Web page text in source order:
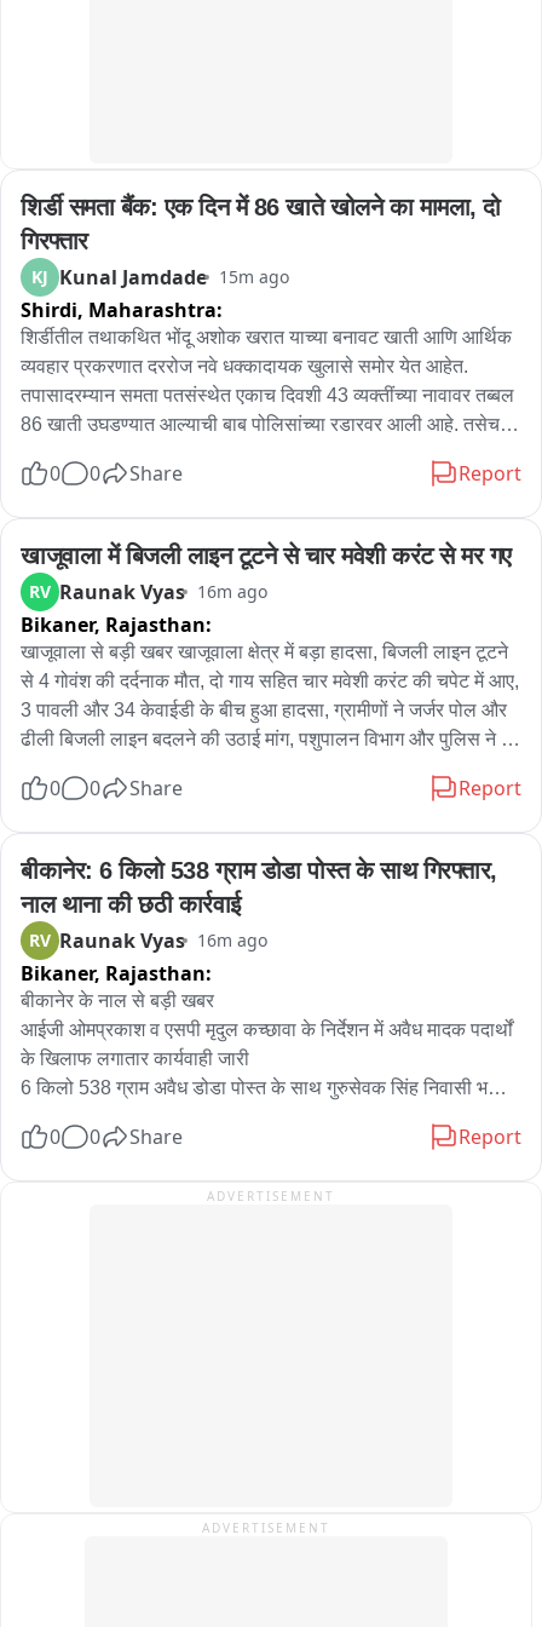
शिर्डी समता बैंक: एक दिन में 86 खाते खोलने का मामला, दो
गिरफ्तार
KJ Kunal Jamdade 15m ago
Shirdi, Maharashtra:
शिर्डीतील तथाकथित भोंदू अशोक खरात याच्या बनावट खाती आणि आर्थिक
व्यवहार प्रकरणात दररोज नवे धक्कादायक खुलासे समोर येत आहेत.
तपासादरम्यान समता पतसंस्थेत एकाच दिवशी 43 व्यक्तींच्या नावावर तब्बल
86 खाती उघडण्यात आल्याची बाब पोलिसांच्या रडारवर आली आहे. तसेच
पतसंस्थेत खाती असल्याचाही तपास सुरू आहे.विश्वसनीय सूत्रांच्या
आणखी काही व्यक्तींची नावे समोर आली असून या प्रकरणातील आरोपींची
संख्या वाढण्याची शक्यता आहे.याप्रकरणी भोंदू अशोक खरात आणि समता
पतसंस्थेचे व्यवस्थापक मिलिंद बनकर यांची आज पोलिस कोठडी संपत
असून दोघांनाही न्यायालयात हजर करण्यात येणार आहे. पोलिस
कोठडीदरम्यान दोघांची समोरासमोर चौकशी करण्यात आली असून या
चौकशीत आर्थिक व्यवहार, बनावट खाती आणि त्यामागील नेमके सूत्रधार
कोण, याचा तपास पोलिसांकडून सुरू आहे.अशोक खरात याने मिरगाव येथे
खाते उघडण्याचा प्लॅन बनवत एका साथीदाराच्या मदतीने एकाच दिवशी 86
खाते समता पतसंस्थेत उघडली होती..त्यामुळे शिर्डी समता पतसंस्थेतिल
बनावट खात्यांच्या गुन्ह्यात शिर्डी पोलिस आणखी व्यक्तींना आरोपी करणार
असल्याची माहिती समोर आलीये...शिर्डी पोलिस ठाण्यासमोरून आढावा
घेतलाय आमचे प्रतिनिधी कुणाल जमदाडे यांनी
0 0 Share Report
खाजूवाला में बिजली लाइन टूटने से चार मवेशी करंट से मर गए
RV Raunak Vyas 16m ago
Bikaner, Rajasthan:
खाजूवाला से बड़ी खबर खाजूवाला क्षेत्र में बड़ा हादसा, बिजली लाइन टूटने
से 4 गोवंश की दर्दनाक मौत, दो गाय सहित चार मवेशी करंट की चपेट में आए,
3 पावली और 34 केवाईडी के बीच हुआ हादसा, ग्रामीणों ने जर्जर पोल और
ढीली बिजली लाइन बदलने की उठाई मांग, पशुपालन विभाग और पुलिस ने
नाराजगी
0 0 Share Report
बीकानेर: 6 किलो 538 ग्राम डोडा पोस्त के साथ गिरफ्तार,
नाल थाना की छठी कार्रवाई
RV Raunak Vyas 16m ago
Bikaner, Rajasthan:
बीकानेर के नाल से बड़ी खबर
आईजी ओमप्रकाश व एसपी मृदुल कच्छावा के निर्देशन में अवैध मादक पदार्थों
के खिलाफ लगातार कार्यवाही जारी
6 किलो 538 ग्राम अवैध डोडा पोस्त के साथ गुरुसेवक सिंह निवासी भटिंडा
“ऑपरेशन नीलकंठ “के तहत नाकाबंदी के दौरान कार्यवाही
विकास विशनोई के नेतृत्व में कार्यवाही
0 0 Share Report
ADVERTISEMENT
ADVERTISEMENT